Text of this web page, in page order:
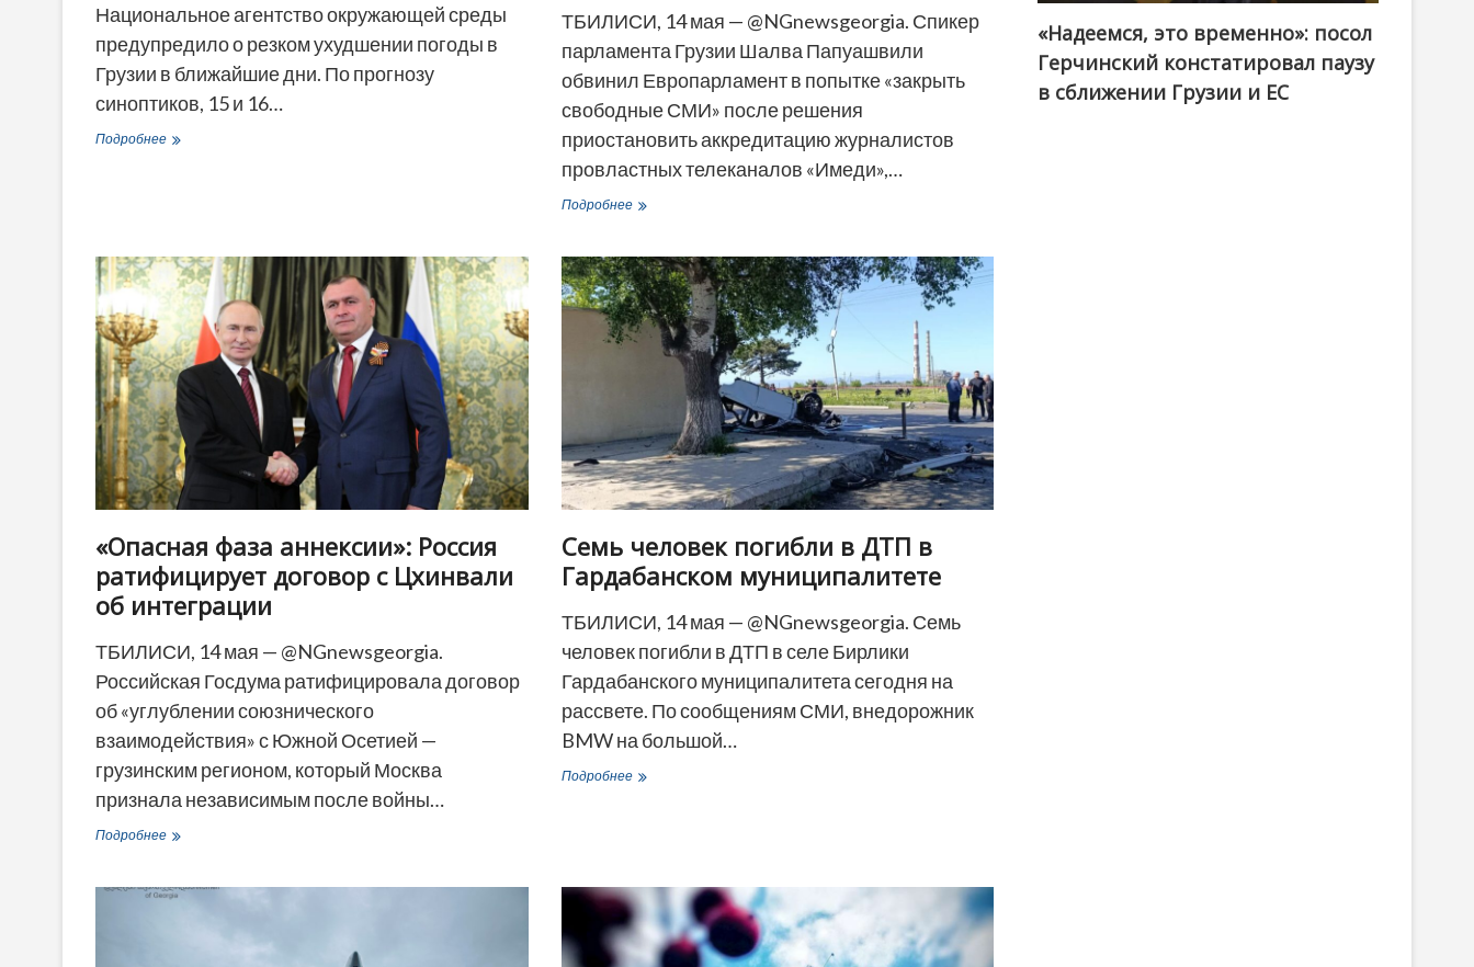
Национальное агентство окружающей среды
предупредило о резком ухудшении погоды в
Грузии в ближайшие дни. По прогнозу
синоптиков, 15 и 16…
ПодробнееСиноптики
Грузии
ТБИЛИСИ, 14 мая — @NGnewsgeorgia. Спикер
парламента Грузии Шалва Папуашвили
обвинил Европарламент в попытке «закрыть
свободные СМИ» после решения
приостановить аккредитацию журналистов
провластных телеканалов «Имеди»,…
ПодробнееВ
Брюссель
в
борьбе
со
свободными
ограничений
для
«Имеди»
«Опасная фаза аннексии»: Россия
ратифицирует договор с Цхинвали
об интеграции
ТБИЛИСИ, 14 мая — @NGnewsgeorgia.
Российская Госдума ратифицировала договор
об «углублении союзнического
взаимодействия» с Южной Осетией —
грузинским регионом, который Москва
признала независимым после войны…
Подробнее«Опасная
Россия
Семь человек погибли в ДТП в
Гардабанском муниципалитете
ТБИЛИСИ, 14 мая — @NGnewsgeorgia. Семь
человек погибли в ДТП в селе Бирлики
Гардабанского муниципалитета сегодня на
рассвете. По сообщениям СМИ, внедорожник
BMW на большой…
ПодробнееСемь
Гардабанском
муниципалитете
«Надеемся, это временно»: посол
Герчинский констатировал паузу
в сближении Грузии и ЕС